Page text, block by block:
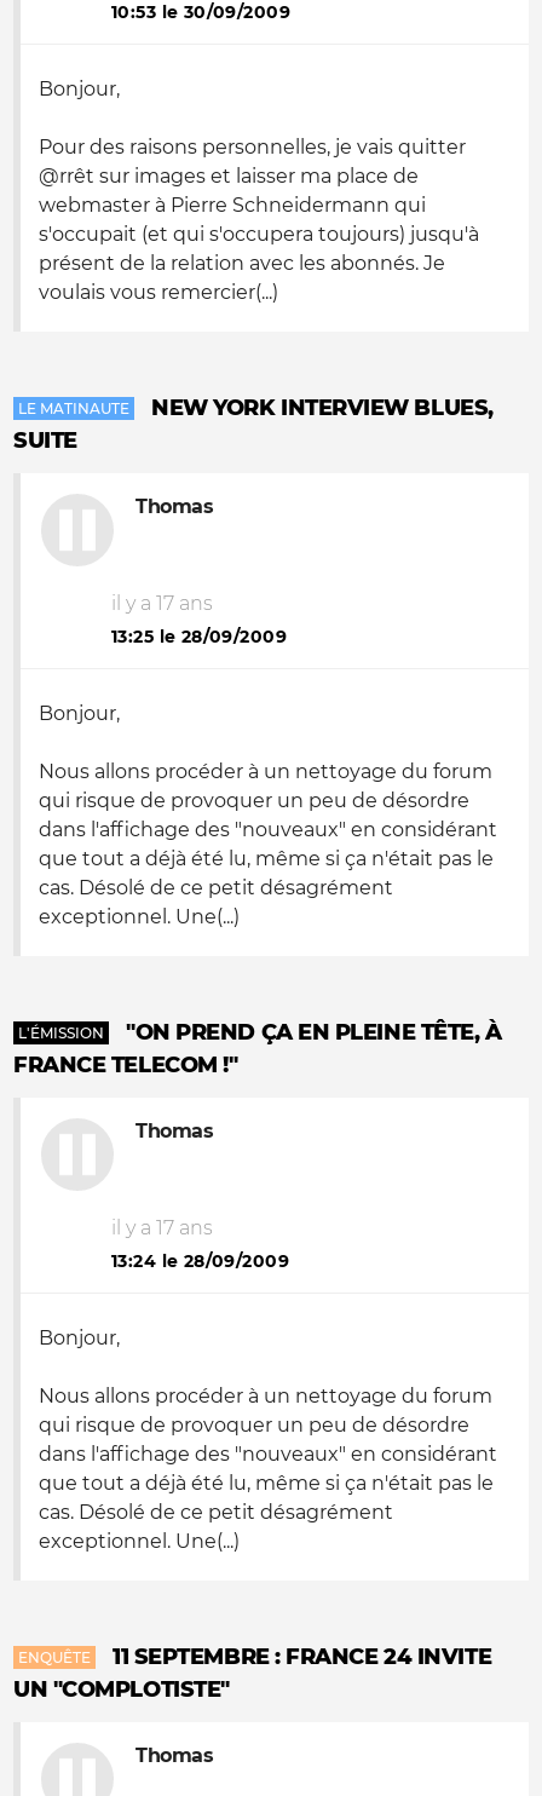
10:53 le 30/09/2009
Bonjour,
Pour des raisons personnelles, je vais quitter
@rrêt sur images et laisser ma place de
webmaster à Pierre Schneidermann qui
s'occupait (et qui s'occupera toujours) jusqu'à
présent de la relation avec les abonnés. Je
voulais vous remercier(...)
LE MATINAUTE
NEW YORK INTERVIEW BLUES,
SUITE
Thomas
il y a 17 ans
13:25 le 28/09/2009
Bonjour,
Nous allons procéder à un nettoyage du forum
qui risque de provoquer un peu de désordre
dans l'affichage des "nouveaux" en considérant
que tout a déjà été lu, même si ça n'était pas le
cas. Désolé de ce petit désagrément
exceptionnel. Une(...)
L'ÉMISSION
"ON PREND ÇA EN PLEINE TÊTE, À
FRANCE TELECOM !"
Thomas
il y a 17 ans
13:24 le 28/09/2009
Bonjour,
Nous allons procéder à un nettoyage du forum
qui risque de provoquer un peu de désordre
dans l'affichage des "nouveaux" en considérant
que tout a déjà été lu, même si ça n'était pas le
cas. Désolé de ce petit désagrément
exceptionnel. Une(...)
ENQUÊTE
11 SEPTEMBRE : FRANCE 24 INVITE
UN "COMPLOTISTE"
Thomas